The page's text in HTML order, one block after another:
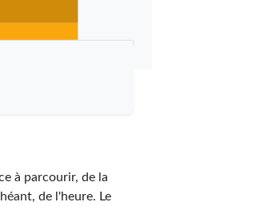
à parcourir, de la
de l'heure. Le